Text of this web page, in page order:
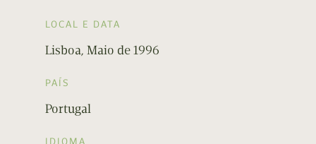
LOCAL E DATA
Lisboa, Maio de 1996
PAÍS
Portugal
IDIOMA